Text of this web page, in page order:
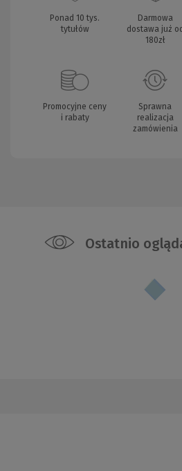
Ponad 10 tys.
tytułów
Darmowa
dostawa już
180zł
Promocyjne ceny
i rabaty
Sprawna
realizacja
zamówienia
Ostatnio